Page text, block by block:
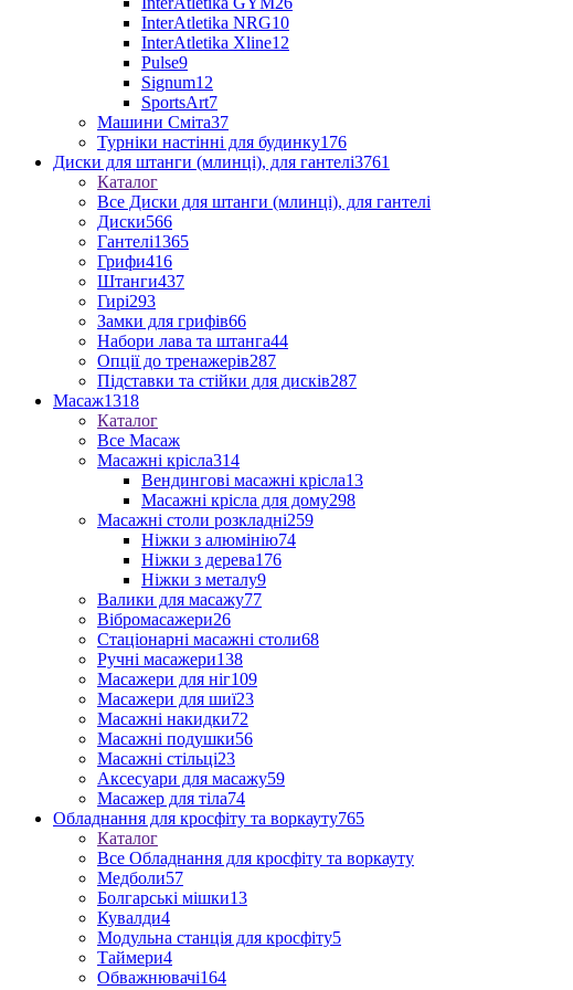
InterAtletika NRG10
InterAtletika Xline12
Pulse9
Signum12
SportsArt7
Машини Сміта37
Турніки настінні для будинку176
Диски для штанги (млинці), для гантелі3761
Каталог
Все Диски для штанги (млинці), для гантелі
Диски566
Гантелі1365
Грифи416
Штанги437
Гирі293
Замки для грифів66
Набори лава та штанга44
Опції до тренажерів287
Підставки та стійки для дисків287
Масаж1318
Каталог
Все Масаж
Масажні крісла314
Вендингові масажні крісла13
Масажні крісла для дому298
Масажні столи розкладні259
Ніжки з алюмінію74
Ніжки з дерева176
Ніжки з металу9
Валики для масажу77
Вібромасажери26
Стаціонарні масажні столи68
Ручні масажери138
Масажери для ніг109
Масажери для шиї23
Масажні накидки72
Масажні подушки56
Масажні стільці23
Аксесуари для масажу59
Масажер для тіла74
Обладнання для кросфіту та воркауту765
Каталог
Все Обладнання для кросфіту та воркауту
Медболи57
Болгарські мішки13
Кувалди4
Модульна станція для кросфіту5
Таймери4
Обважнювачі164